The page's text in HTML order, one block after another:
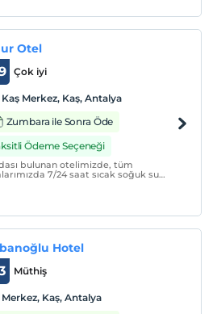
Otel
Çok iyi
Kaş Merkez, Kaş, Antalya
Zumbara ile Sonra Öde
Ödeme Seçeneği
bulunan otelimizde, tüm
7/24 saat sıcak soğuk su
Hotel
Müthiş
Merkez, Kaş, Antalya